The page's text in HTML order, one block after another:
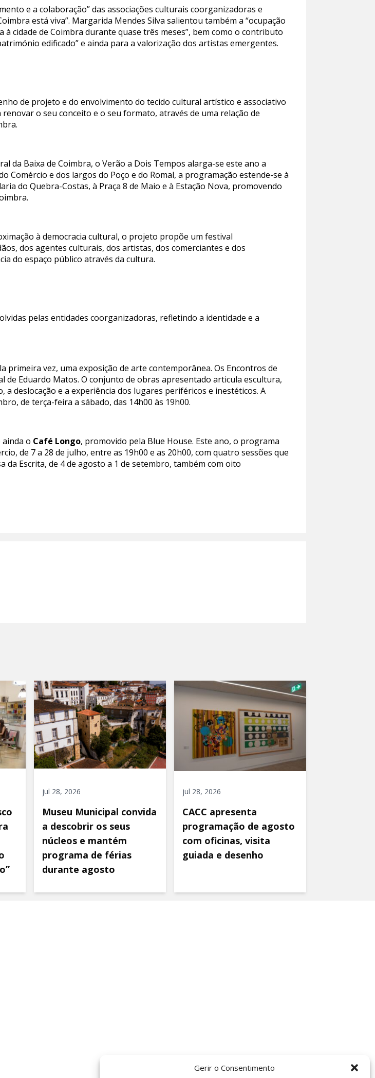
Gerir o Consentimento
e a colaboração” das associações culturais coorganizadoras e
está viva”. Margarida Mendes Silva salientou também a “ocupação
cidade de Coimbra durante quase três meses”, bem como o contributo
edificado” e ainda para a valorização dos artistas emergentes.
de projeto e do envolvimento do tecido cultural artístico e associativo
o seu conceito e o seu formato, através de uma relação de
da Baixa de Coimbra, o Verão a Dois Tempos alarga-se este ano a
Comércio e dos largos do Poço e do Romal, a programação estende-se à
do Quebra-Costas, à Praça 8 de Maio e à Estação Nova, promovendo
à democracia cultural, o projeto propõe um festival
dos agentes culturais, dos artistas, dos comerciantes e dos
do espaço público através da cultura.
pelas entidades coorganizadoras, refletindo a identidade e a
primeira vez, uma exposição de arte contemporânea. Os Encontros de
de Eduardo Matos. O conjunto de obras apresentado articula escultura,
deslocação e a experiência dos lugares periféricos e inestéticos. A
de terça-feira a sábado, das 14h00 às 19h00.
o Café Longo, promovido pela Blue House. Este ano, o programa
de 7 a 28 de julho, entre as 19h00 e as 20h00, com quatro sessões que
Escrita, de 4 de agosto a 1 de setembro, também com oito
jul 28, 2026
Museu Municipal convida
a descobrir os seus
núcleos e mantém
programa de férias
durante agosto
jul 28, 2026
CACC apresenta
programação de agosto
com oficinas, visita
guiada e desenho